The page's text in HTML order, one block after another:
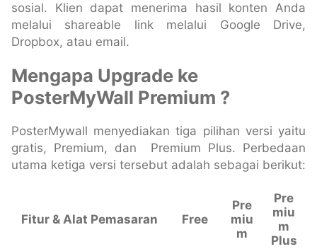
sosial. Klien dapat menerima hasil konten Anda
melalui shareable link melalui Google Drive,
Dropbox, atau email.
Mengapa Upgrade ke
PosterMyWall Premium ?
PosterMywall menyediakan tiga pilihan versi yaitu
gratis, Premium, dan Premium Plus. Perbedaan
utama ketiga versi tersebut adalah sebagai berikut:
Fitur & Alat Pemasaran Free
Pre
miu
m
Pre
miu
m
Plus